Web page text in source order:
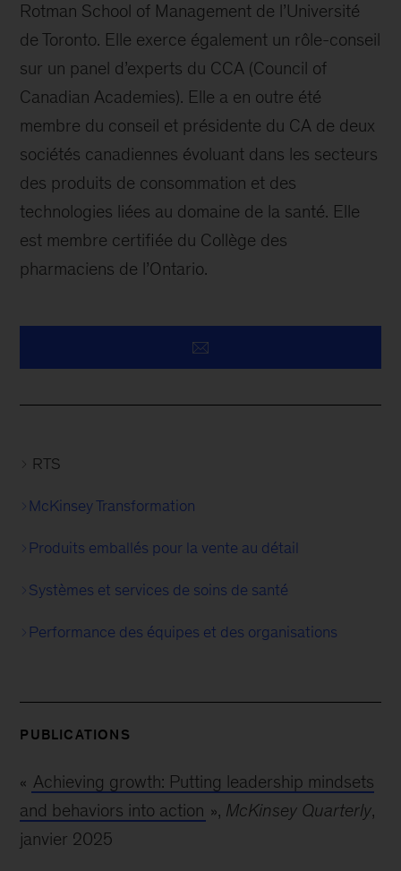
Rotman School of Management de l’Université
de Toronto. Elle exerce également un rôle-conseil
sur un panel d’experts du CCA (Council of
Canadian Academies). Elle a en outre été
membre du conseil et présidente du CA de deux
sociétés canadiennes évoluant dans les secteurs
des produits de consommation et des
technologies liées au domaine de la santé. Elle
est membre certifiée du Collège des
pharmaciens de l’Ontario.
RTS
McKinsey Transformation
Produits emballés pour la vente au détail
Systèmes et services de soins de santé
Performance des équipes et des organisations
PUBLICATIONS
« Achieving growth: Putting leadership mindsets
and behaviors into action », McKinsey Quarterly,
janvier 2025